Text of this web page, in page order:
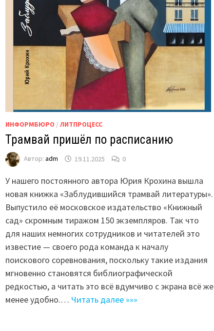
ИНФОРМБЮРО / ЛИТПРОЦЕСС
Трамвай пришёл по расписанию
Автор: adm 19.11.2025 0
У нашего постоянного автора Юрия Крохина вышла
новая книжка «Заблудившийся трамвай литературы».
Выпустило её московское издательство «Книжный
сад» скромным тиражом 150 экземпляров. Так что
для наших немногих сотрудников и читателей это
известие — своего рода команда к началу
поискового соревнования, поскольку такие издания
мгновенно становятся библиографической
редкостью, а читать это всё вдумчиво с экрана всё же
менее удобно.… Читать далее »»»